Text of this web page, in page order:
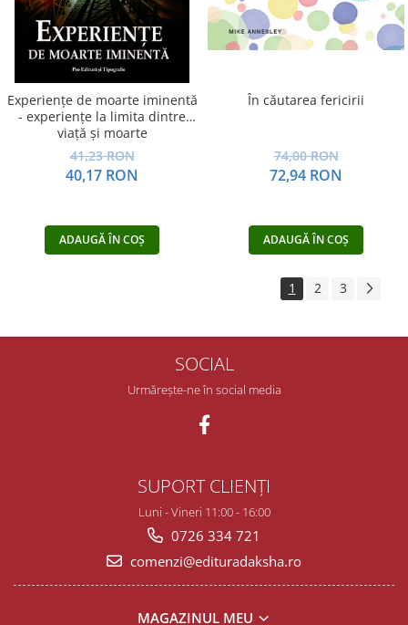
Experienţe de moarte iminentă
- experienţe la limita dintre
viaţă şi moarte
41,23 RON
40,17 RON
ADAUGĂ ÎN COȘ
În căutarea fericirii
74,00 RON
72,94 RON
ADAUGĂ ÎN COȘ
1 2 3
SOCIAL
Urmărește-ne în social media
SUPORT CLIENȚI
Luni - Vineri 11:00 - 16:00
0726 334 721
comenzi@edituradaksha.ro
MAGAZINUL MEU